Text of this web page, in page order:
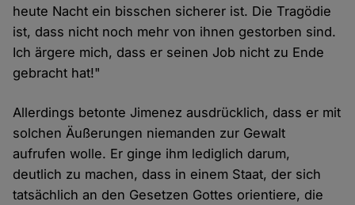
heute Nacht ein bisschen sicherer ist. Die Tragödie
ist, dass nicht noch mehr von ihnen gestorben sind.
Ich ärgere mich, dass er seinen Job nicht zu Ende
gebracht hat!"
Allerdings betonte Jimenez ausdrücklich, dass er mit
solchen Äußerungen niemanden zur Gewalt
aufrufen wolle. Er ginge ihm lediglich darum,
deutlich zu machen, dass in einem Staat, der sich
tatsächlich an den Gesetzen Gottes orientiere, die